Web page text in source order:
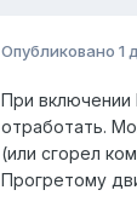
Опубликовано 1
При включении
отработать.
(или сгорел
Прогретому